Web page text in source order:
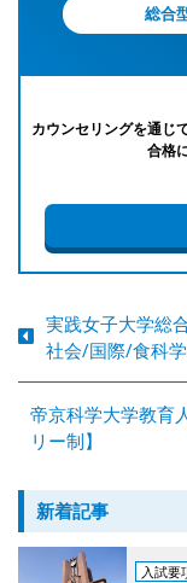
総合
カウンセリングを通じ
合格
実践女子大学総
社会/国際/食科
帝京科学大学教育
リー制】
新着記事
入試要